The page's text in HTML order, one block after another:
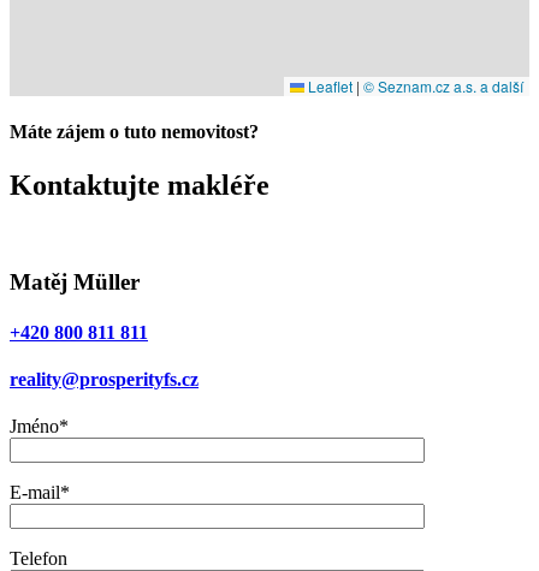
Leaflet | © Seznam.cz a.s. a další
Máte zájem o tuto nemovitost?
Kontaktujte makléře
Matěj Müller
+420 800 811 811
reality@prosperityfs.cz
Jméno*
E-mail*
Telefon